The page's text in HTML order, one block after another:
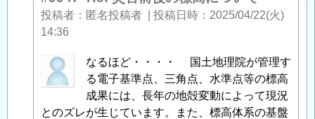
投稿者 匿名投稿者 投稿日時
2025/04/22(火)
14:36
匿
名
稿
なるほど・・・・ 国土地理院が管理す
る電子基準点、三角点、水準点等の標高
成果には、長年の地殻変動によって現況
とのズレが生じています。また、標高体系の基盤